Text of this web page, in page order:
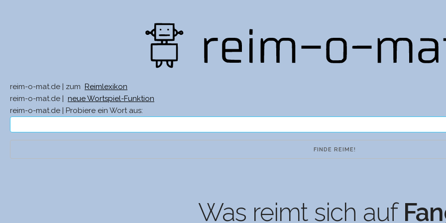
reim-o-mat.de | zum
Reimlexikon
reim-o-mat.de |
neue Wortspiel-Funktion
reim-o-mat.de | Probiere ein Wort aus:
Was reimt sich auf